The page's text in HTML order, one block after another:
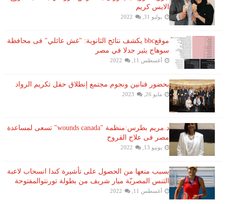
الايس كريم
يوليو 31, 2022
موقعbbc يكشف نتائج الثانوية: "غش عائلي" فى محافظة
سوهاج يثير جدلا في مصر
أغسطس 11, 2022
بحضور فنانين ونجوم مجتمع إنطلاق حفل تكريم الرواد
مايو 26, 2023
د.مريم بطرس:منظمة "wounds canada" تسعى لمساعدة
مصر فى علاج القروح
يونيو 13, 2022
بسبب منعها من الحصول على تأشيرة كندا انسحاب لاعبة ​
التنس​ المصريّة ​ميار شريف​ من بطولة ​تورنتو​المفتوحة
أغسطس 11, 2022